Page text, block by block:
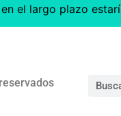
en el largo plazo